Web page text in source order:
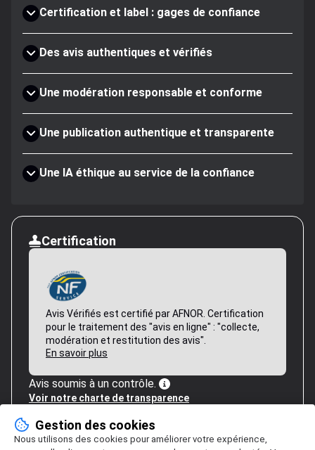
Certification et label : gages de confiance
Des avis authentiques et vérifiés
Une modération responsable et conforme
Une publication authentique et transparente
Une IA éthique au service de la confiance
Certification
Avis Vérifiés est certifié par AFNOR. Certification
pour le traitement des "avis en ligne" : "collecte,
modération et restitution des avis".
En savoir plus
Avis soumis à un contrôle.
Voir notre charte de transparence
Gestion des cookies
Nous utilisons des cookies pour améliorer votre expérience,